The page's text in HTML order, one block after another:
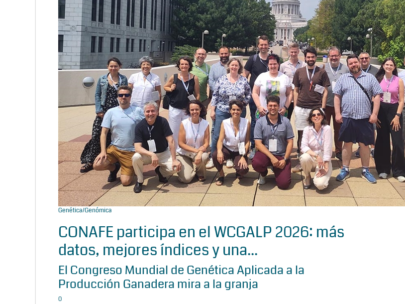
Genética/Genómica
CONAFE participa en el WCGALP 2026: más
datos, mejores índices y una...
El Congreso Mundial de Genética Aplicada a la
Producción Ganadera mira a la granja
0